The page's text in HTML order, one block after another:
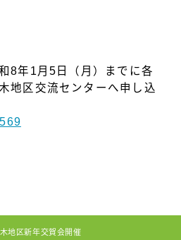
8年1月5日（月）までに各
地区交流センターへ申し込
地区新年交賀会開催